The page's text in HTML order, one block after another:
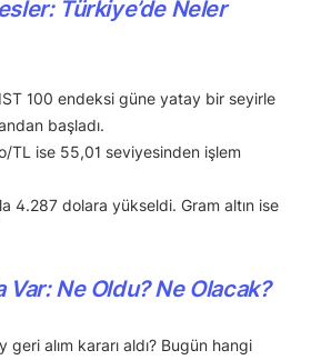
Türkiye’de Neler
100 endeksi güne yatay bir seyirle
başladı.
TL ise 55,01 seviyesinden işlem
4.287 dolara yükseldi. Gram altın ise
Ne Oldu? Ne Olacak?
alım kararı aldı? Bugün hangi